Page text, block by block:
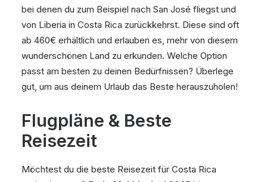
bei denen du zum Beispiel nach San José fliegst und
von Liberia in Costa Rica zurückkehrst. Diese sind oft
ab 460€ erhältlich und erlauben es, mehr von diesem
wunderschönen Land zu erkunden. Welche Option
passt am besten zu deinen Bedürfnissen? Überlege
gut, um aus deinem Urlaub das Beste herauszuholen!
Flugpläne & Beste
Reisezeit
Möchtest du die beste Reisezeit für Costa Rica